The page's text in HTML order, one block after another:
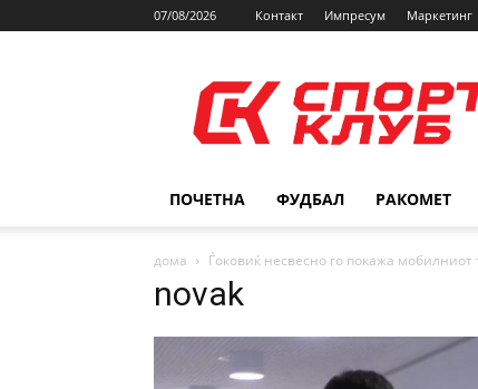
07/08/2026 Контакт Импресум Маркетинг
ПОЧЕТНА ФУДБАЛ РАКОМЕТ
дома Ѓоковиќ несвесно го покажа
novak